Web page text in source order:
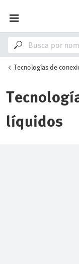
Tecnologías de
líquidos